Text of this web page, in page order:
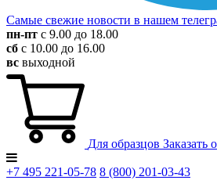
Самые свежие новости в нашем
пн-пт с 9.00 до 18.00
сб с 10.00 до 16.00
вс выходной
Для образцов Заказать
+7 495 221-05-78 8 (800) 201-03-43